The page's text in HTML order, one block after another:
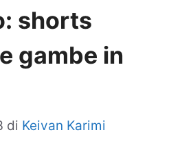
shorts
gambe in
di Keivan Karimi